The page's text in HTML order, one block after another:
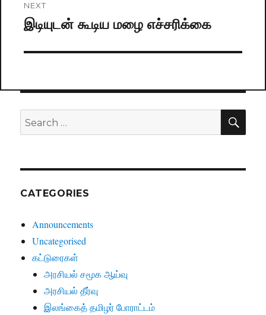
NEXT
Next
இடியுடன் கூடிய மழை எச்சரிக்கை
Search
for:
CATEGORIES
Announcements
Uncategorised
கட்டுரைகள்
அரசியல் சமூக ஆய்வு
அரசியல் தீர்வு
இலங்கைத் தமிழர் போராட்டம்